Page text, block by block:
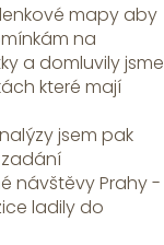
mapy aby
na
a domluvily jsme
které mají
jsem pak
návštěvy Prahy -
ladily do